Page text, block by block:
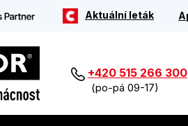
Aktuální leták
+420 515 266 300
(po-pá 09-17)